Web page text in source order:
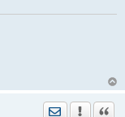
Отправить